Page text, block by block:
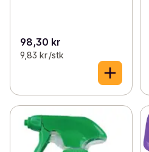
98,30 kr
9,83 kr /stk